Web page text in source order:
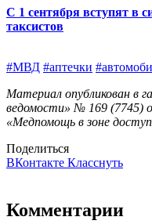
С 1 сентября вступят в
таксистов
#МВД #аптечки
Материал опубликован в
ведомости» № 169 (7745)
«Медпомощь в зоне
Поделиться
ВКонтакте Класснуть
Комментарии